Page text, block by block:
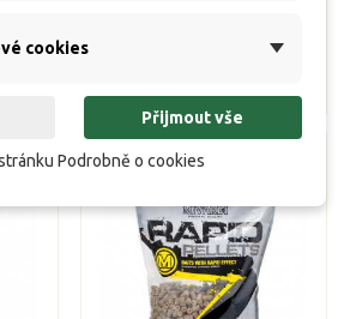
cookies
Přijmout vše
Podrobně o cookies